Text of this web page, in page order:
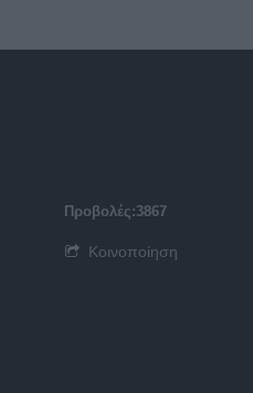
Προβολές:3867
Κοινοποίηση